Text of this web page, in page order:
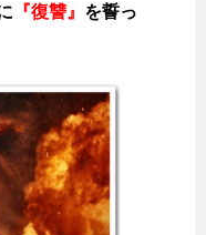
『復讐』 を誓っ